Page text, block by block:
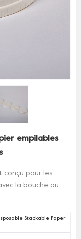
empilables
conçu pour les
la bouche ou
Stackable Paper